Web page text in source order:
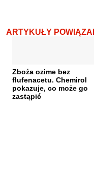
ARTYKUŁY
Zboża ozime bez
flufenacetu. Chemirol
pokazuje, co może go
zastąpić